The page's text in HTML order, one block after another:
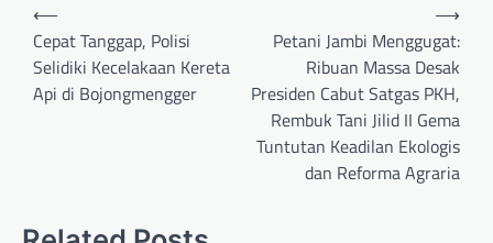
⟵
Cepat Tanggap, Polisi
Selidiki Kecelakaan Kereta
Api di Bojongmengger
Petani Jambi Menggugat:
Ribuan Massa Desak
Presiden Cabut Satgas PKH,
Rembuk Tani Jilid II Gema
Tuntutan Keadilan Ekologis
dan Reforma Agraria
⟶